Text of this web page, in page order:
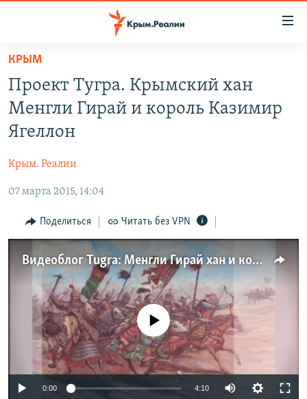
Вернуться
основному
содержанию
Вернутся
главной
навигации
Вернутся
поиску
СПЕЦПРОЕКТЫ
ВОДА
ЕЩЕ
ИНТЕРАКТИВ
ИНФОГРАФИКА
ТЕЛЕПРОЕКТ КРЫМ.РЕАЛИИ
СОВЕТЫ ПРАВОЗАЩИТНИКОВ
ПРОПАВШИЕ БЕЗ ВЕСТИ
ПОБЕДИТЕЛЕЙ НЕ СУДЯТ?
КРЫМ.НЕПОКОРЕННЫЙ
ELIFBE
УКРАИНСКАЯ ПРОБЛЕМА КРЫМА
РАДІО СВОБОДА
КАК ОБОЙТИ БЛОКИРОВКУ
Українською
Qırımtatar
ПРИСОЕДИНЯЙТЕСЬ!
КРЫМ
Проект Тугра. Крымский хан
Менгли Гирай и король Казимир
Ягеллон
Крым. Реалии
07 марта 2015, 14:04
Поделиться Читать без VPN
Видеоблог Tugra: Менгли Гирай хан и король Казимир Ягеллон
No media source currently available
0:00 4:10